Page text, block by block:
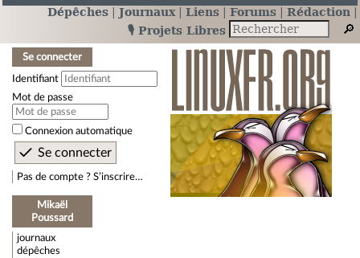
Dépêches Journaux Liens Forums
Rédaction
🎙️ Projets Libres
Se connecter
Identifiant
Mot de passe
Connexion automatique
Pas de compte ? S’inscrire…
Mikaël
Poussard
journaux
dépêches